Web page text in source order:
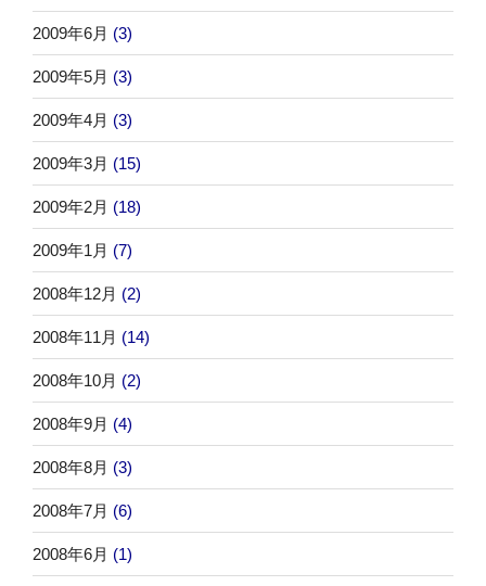
2009年6月 (3)
2009年5月 (3)
2009年4月 (3)
2009年3月 (15)
2009年2月 (18)
2009年1月 (7)
2008年12月 (2)
2008年11月 (14)
2008年10月 (2)
2008年9月 (4)
2008年8月 (3)
2008年7月 (6)
2008年6月 (1)